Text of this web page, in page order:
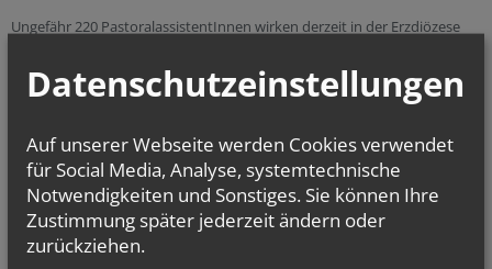
Ungefähr 220 PastoralassistentInnen wirken derzeit in der Erzdiözese
Vikariatsebene tätig. Ein großer Teil ist in Krankenhäusern oder
Pflegeheimen beschäftigt. Wie wir PastoralassistentInnen uns genauer
" nachlesen.
Unter " Unsere Berufsgemeinschaft" finden Sie Informationen über
unseren Vorstand, Informationen über die Ausbildung, die wir
absolivert haben, unsere Statuten und anderes.
Hinweise zu aktuellen Veranstaltungen und der aktuelle Rundbrief
befinden sich im Menüpunkt "
Datenschutzeinstellungen
Auf unserer Webseite werden Cookies verwendet
für Social Media, Analyse, systemtechnische
Notwendigkeiten und Sonstiges. Sie können Ihre
Zustimmung später jederzeit ändern oder
zurückziehen.